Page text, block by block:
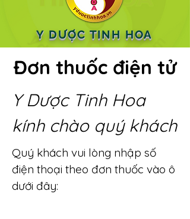
Y DƯỢC TINH HOA
Đơn thuốc điện tử
Y Dược Tinh Hoa
kính chào quý khách
Quý khách vui lòng nhập số
điện thoại theo đơn thuốc vào ô
dưới đây: